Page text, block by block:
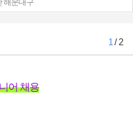
1/ 2
어 채용